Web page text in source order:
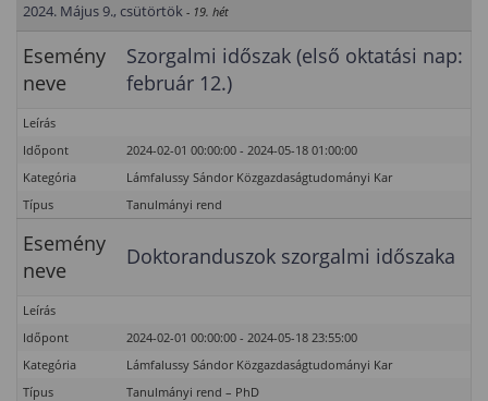
2024. Május 9., csütörtök - 19. hét
Esemény
neve
Szorgalmi időszak (első oktatási nap:
február 12.)
Leírás
Időpont
2024-02-01 00:00:00 - 2024-05-18 01:00:00
Kategória
Lámfalussy Sándor Közgazdaságtudományi Kar
Típus
Tanulmányi rend
Esemény
neve
Doktoranduszok szorgalmi időszaka
Leírás
Időpont
2024-02-01 00:00:00 - 2024-05-18 23:55:00
Kategória
Lámfalussy Sándor Közgazdaságtudományi Kar
Típus
Tanulmányi rend – PhD